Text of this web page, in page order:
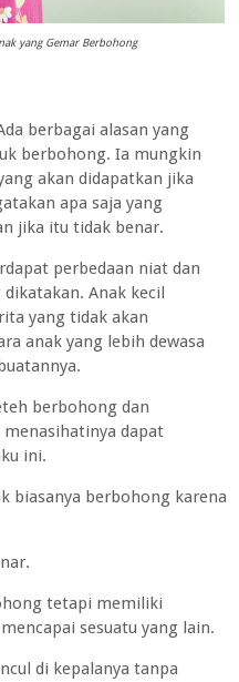
yang Gemar Berbohong
berbagai alasan yang
berbohong. Ia mungkin
akan didapatkan jika
apa saja yang
jika itu tidak benar.
perbedaan niat dan
Anak kecil
yang tidak akan
anak yang lebih dewasa
berbohong dan
dapat
ini.
biasanya berbohong karena
tetapi memiliki
sesuatu yang lain.
di kepalanya tanpa